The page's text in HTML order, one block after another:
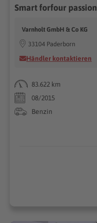
Smart forfour passion
Varnholt GmbH & Co KG
33104 Paderborn
Händler kontaktieren
83.622 km
08/2015
Benzin